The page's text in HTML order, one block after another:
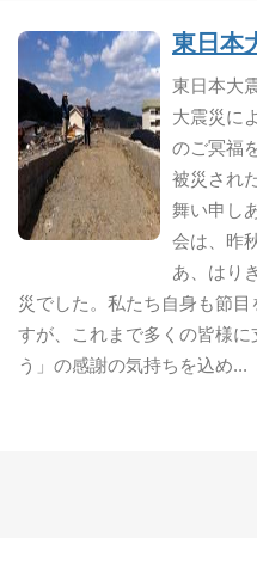
盲
盲
職
サ
個
リ
東日本
東日本大
大震災に
のご冥福
被災され
舞い申し
会は、昨
あ、はり
災でした。私たち自身も節
すが、これまで多くの皆様
う」の感謝の気持ちを込め...